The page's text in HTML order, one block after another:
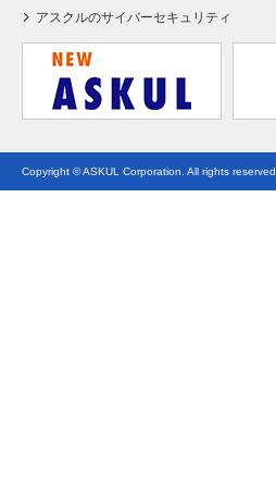
アスクルのサイバーセキュリティ
Copyright © ASKUL Corporation. All rights reserved.